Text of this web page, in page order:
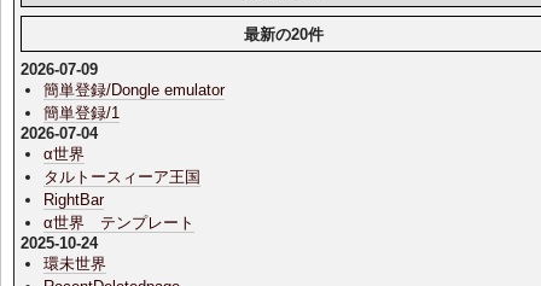
最新の20件
2026-07-09
簡単登録/Dongle emulator
簡単登録/1
2026-07-04
α世界
タルトースィーア王国
RightBar
α世界 テンプレート
2025-10-24
環未世界